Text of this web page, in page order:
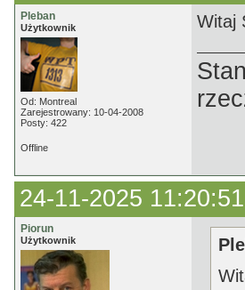
Pleban
Użytkownik
Od: Montreal
Zarejestrowany: 10-04-2008
Posty: 422
Witaj
Offline
24-11-2025 11:20:51
Piorun
Użytkownik